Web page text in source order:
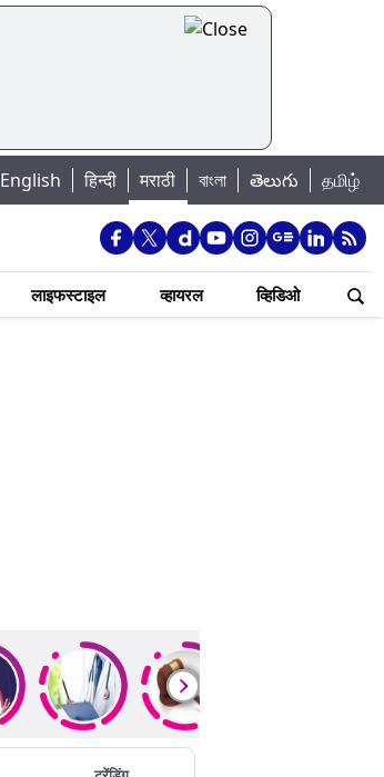
English हिन्दी मराठी বাংলা తెలుగు தமிழ்
लाइफस्टाइल व्हायरल व्हिडिओ